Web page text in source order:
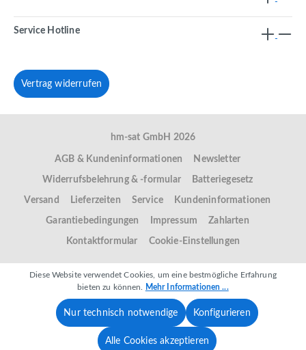
Service Hotline
Vertrag widerrufen
hm-sat GmbH 2026
AGB & Kundeninformationen Newsletter
Widerrufsbelehrung & -formular Batteriegesetz
Versand Lieferzeiten Service Kundeninformationen
Garantiebedingungen Impressum Zahlarten
Kontaktformular Cookie-Einstellungen
Diese Website verwendet Cookies, um eine bestmögliche Erfahrung
bieten zu können.
Mehr Informationen ...
Nur technisch notwendige Konfigurieren
Alle Cookies akzeptieren